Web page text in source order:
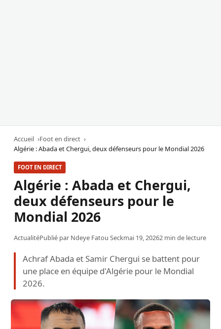
Accueil
Foot en direct
Algérie : Abada et Chergui, deux défenseurs pour le Mondial 2026
FOOT EN DIRECT
Algérie : Abada et Chergui,
deux défenseurs pour le
Mondial 2026
ActualitéPublié par Ndeye Fatou Seckmai 19, 20262 min de lecture
Achraf Abada et Samir Chergui se battent pour
une place en équipe d'Algérie pour le Mondial
2026.